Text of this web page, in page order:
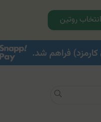
انتخاب روتین